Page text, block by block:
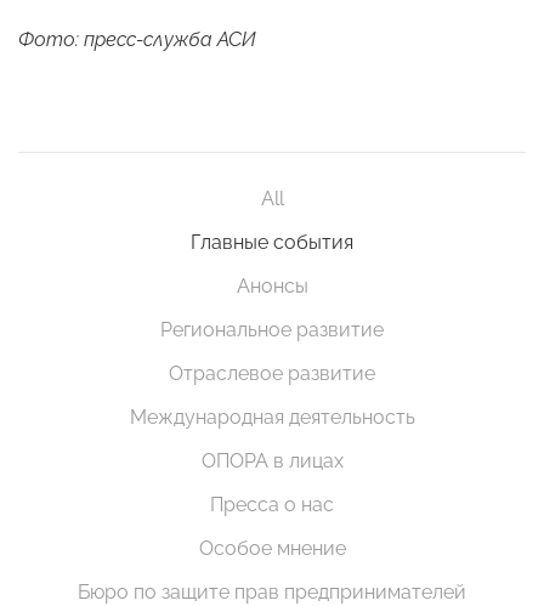
Фото: пресс-служба АСИ
All
Главные события
Анонсы
Региональное развитие
Отраслевое развитие
Международная деятельность
ОПОРА в лицах
Пресса о нас
Особое мнение
Бюро по защите прав предпринимателей